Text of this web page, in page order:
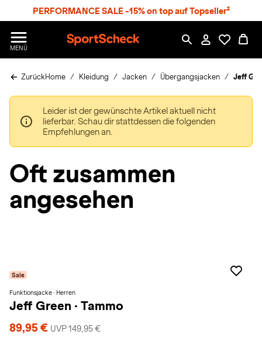
PERFORMANCE SALE -15% on top auf Topseller²
MENÜ
p
r
c
h
e
ZurückHome Kleidung Jacken Übergangsjacken Jeff
Leider ist der gewünschte Artikel aktuell nicht
lieferbar. Schau dir stattdessen die folgenden
Empfehlungen an.
Oft zusammen
angesehen
Sale
Funktionsjacke · Herren
Jeff Green · Tammo
89,95 € UVP 149,95 €